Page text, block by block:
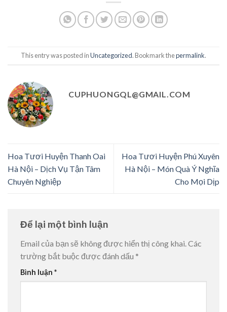
This entry was posted inUncategorized. Bookmark thepermalink.
CUPHUONGQL@GMAIL.COM
Hoa Tươi Huyện Thanh Oai
Hà Nội – Dịch Vụ Tận Tâm
Chuyên Nghiệp
Hoa Tươi Huyện Phú Xuyên
Hà Nội – Món Quà Ý Nghĩa
Cho Mọi Dịp
Để lại một bình luận
Email của bạn sẽ không được hiển thị công khai.Các
trường bắt buộc được đánh dấu *
Bình luận *